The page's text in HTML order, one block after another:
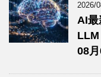
2026/
AI最
08